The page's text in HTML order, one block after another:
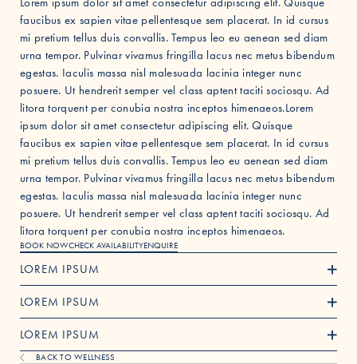
faucibus ex sapien vitae pellentesque sem placerat. In id cursus
mi pretium tellus duis convallis. Tempus leo eu aenean sed diam
urna tempor. Pulvinar vivamus fringilla lacus nec metus bibendum
egestas. Iaculis massa nisl malesuada lacinia integer nunc
posuere. Ut hendrerit semper vel class aptent taciti sociosqu. Ad
litora torquent per conubia nostra inceptos himenaeos.Lorem
ipsum dolor sit amet consectetur adipiscing elit. Quisque
faucibus ex sapien vitae pellentesque sem placerat. In id cursus
mi pretium tellus duis convallis. Tempus leo eu aenean sed diam
urna tempor. Pulvinar vivamus fringilla lacus nec metus bibendum
egestas. Iaculis massa nisl malesuada lacinia integer nunc
posuere. Ut hendrerit semper vel class aptent taciti sociosqu. Ad
litora torquent per conubia nostra inceptos himenaeos.
BOOK NOWCHECK AVAILABILITYENQUIRE
LOREM IPSUM
LOREM IPSUM
LOREM IPSUM
BACK TO WELLNESS